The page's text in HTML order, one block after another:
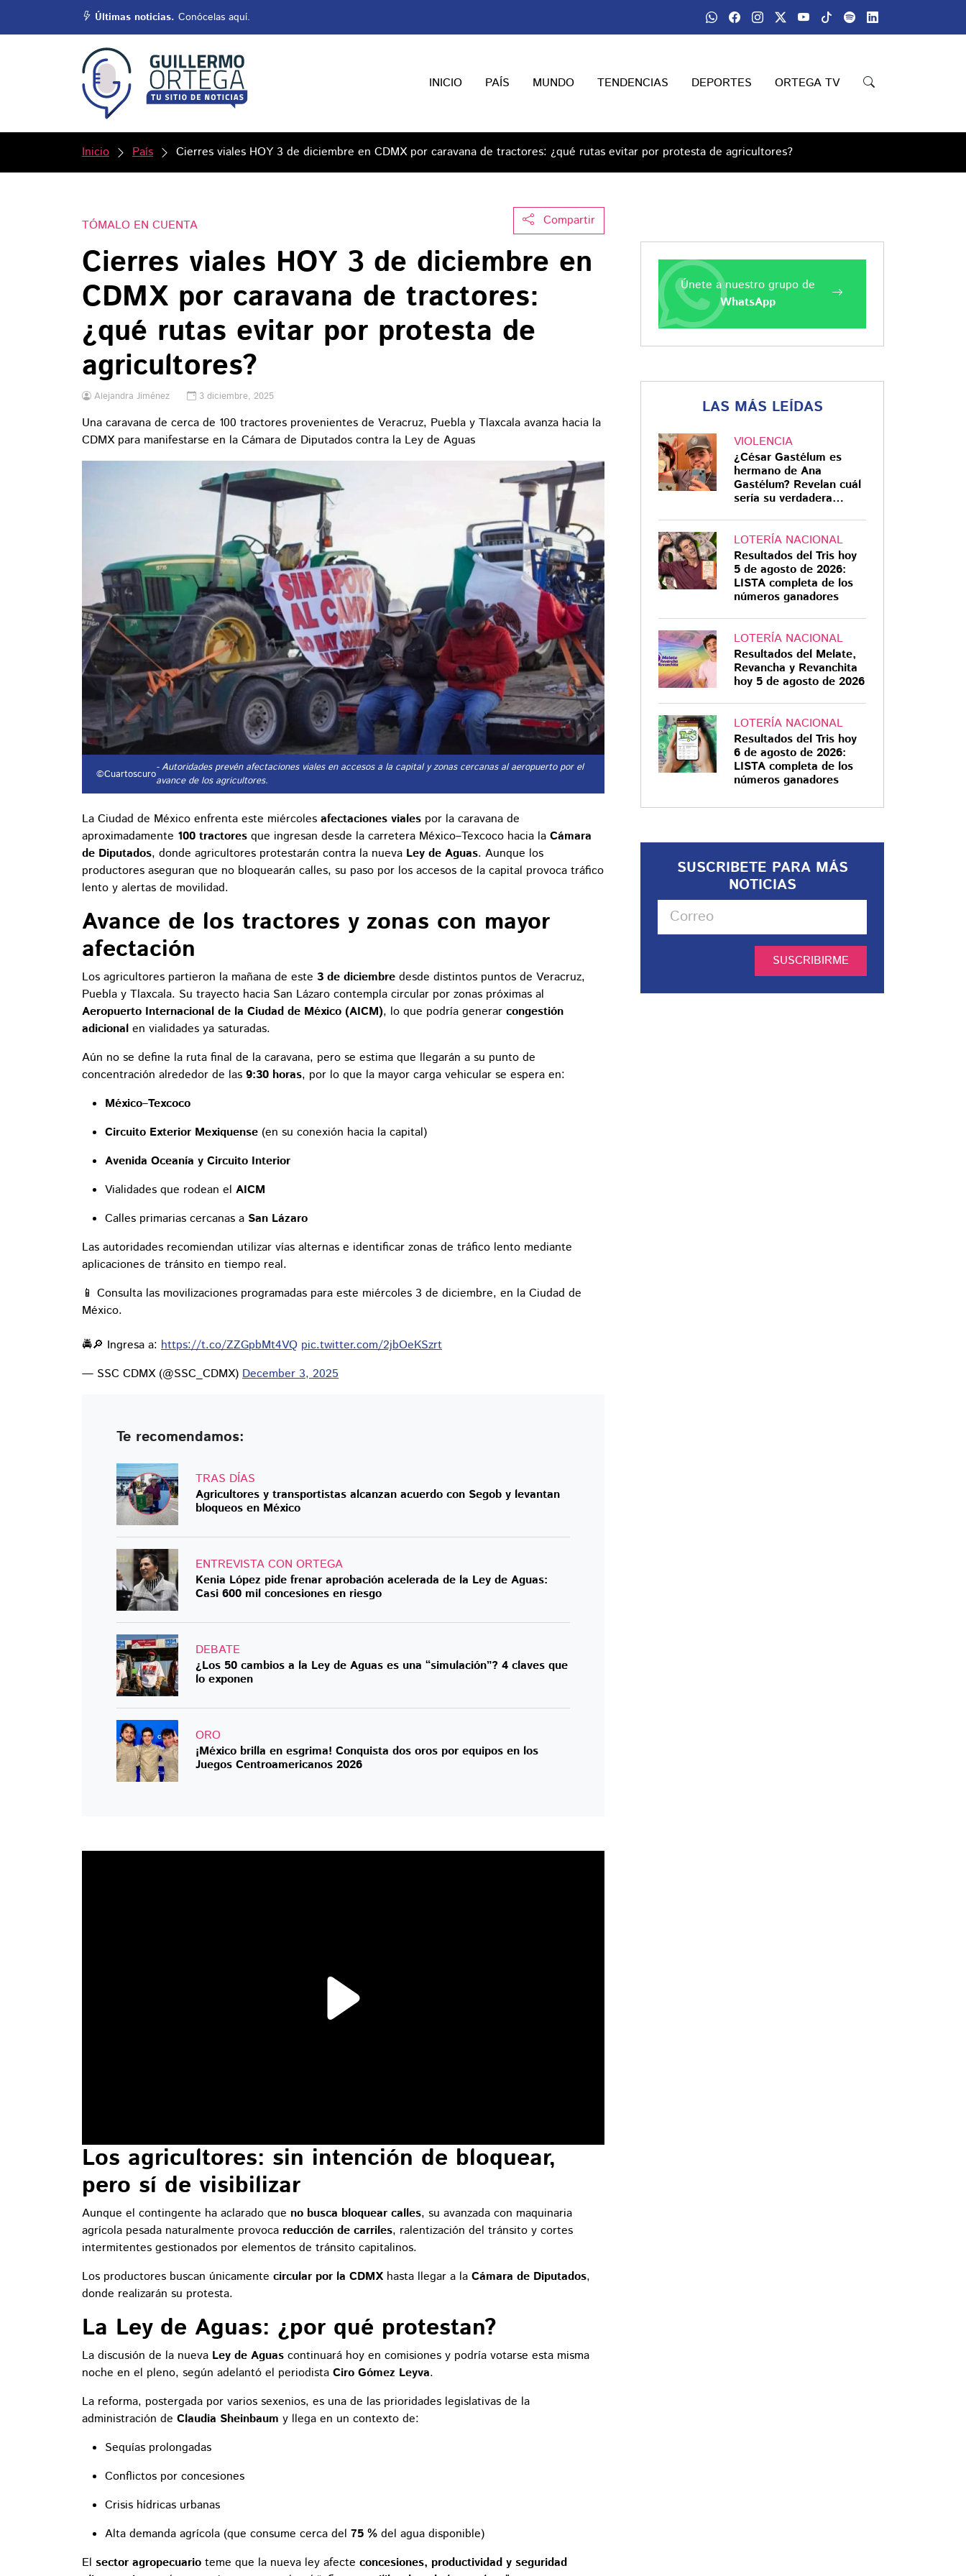
Últimas noticias. Conócelas aquí.
INICIO PAÍS MUNDO TENDENCIAS DEPORTES ORTEGA TV
Inicio País Cierres viales HOY 3 de diciembre en CDMX por caravana de tractores: ¿qué rutas evitar por protesta de agricultores?
Compartir
TÓMALO EN CUENTA
Cierres viales HOY 3 de diciembre en
CDMX por caravana de tractores:
¿qué rutas evitar por protesta de
agricultores?
Alejandra Jiménez 3 diciembre, 2025
Una caravana de cerca de 100 tractores provenientes de Veracruz, Puebla y Tlaxcala avanza hacia la
CDMX para manifestarse en la Cámara de Diputados contra la Ley de Aguas
©Cuartoscuro- Autoridades prevén afectaciones viales en accesos a la capital y zonas cercanas al aeropuerto por el
avance de los agricultores.
La Ciudad de México enfrenta este miércoles afectaciones viales por la caravana de
aproximadamente 100 tractores que ingresan desde la carretera México–Texcoco hacia la Cámara
de Diputados, donde agricultores protestarán contra la nueva Ley de Aguas. Aunque los
productores aseguran que no bloquearán calles, su paso por los accesos de la capital provoca tráfico
lento y alertas de movilidad.
Avance de los tractores y zonas con mayor
afectación
Los agricultores partieron la mañana de este 3 de diciembre desde distintos puntos de Veracruz,
Puebla y Tlaxcala. Su trayecto hacia San Lázaro contempla circular por zonas próximas al
Aeropuerto Internacional de la Ciudad de México (AICM), lo que podría generar congestión
adicional en vialidades ya saturadas.
Aún no se define la ruta final de la caravana, pero se estima que llegarán a su punto de
concentración alrededor de las 9:30 horas, por lo que la mayor carga vehicular se espera en:
México–Texcoco
Circuito Exterior Mexiquense (en su conexión hacia la capital)
Avenida Oceanía y Circuito Interior
Vialidades que rodean el AICM
Calles primarias cercanas a San Lázaro
Las autoridades recomiendan utilizar vías alternas e identificar zonas de tráfico lento mediante
aplicaciones de tránsito en tiempo real.
📱 Consulta las movilizaciones programadas para este miércoles 3 de diciembre, en la Ciudad de
México.
🚔🔎 Ingresa a: https://t.co/ZZGpbMt4VQ pic.twitter.com/2jbOeKSzrt
— SSC CDMX (@SSC_CDMX) December 3, 2025
Te recomendamos:
TRAS DÍAS
Agricultores y transportistas alcanzan acuerdo con Segob y levantan
bloqueos en México
ENTREVISTA CON ORTEGA
Kenia López pide frenar aprobación acelerada de la Ley de Aguas:
Casi 600 mil concesiones en riesgo
DEBATE
¿Los 50 cambios a la Ley de Aguas es una “simulación”? 4 claves que
lo exponen
ORO
¡México brilla en esgrima! Conquista dos oros por equipos en los
Juegos Centroamericanos 2026
Los agricultores: sin intención de bloquear,
pero sí de visibilizar
Aunque el contingente ha aclarado que no busca bloquear calles, su avanzada con maquinaria
agrícola pesada naturalmente provoca reducción de carriles, ralentización del tránsito y cortes
intermitentes gestionados por elementos de tránsito capitalinos.
Los productores buscan únicamente circular por la CDMX hasta llegar a la Cámara de Diputados,
donde realizarán su protesta.
La Ley de Aguas: ¿por qué protestan?
La discusión de la nueva Ley de Aguas continuará hoy en comisiones y podría votarse esta misma
noche en el pleno, según adelantó el periodista Ciro Gómez Leyva.
La reforma, postergada por varios sexenios, es una de las prioridades legislativas de la
administración de Claudia Sheinbaum y llega en un contexto de:
Sequías prolongadas
Conflictos por concesiones
Crisis hídricas urbanas
Alta demanda agrícola (que consume cerca del 75 % del agua disponible)
El sector agropecuario teme que la nueva ley afecte concesiones, productividad y seguridad
Únete a nuestro grupo de
WhatsApp
LAS MÁS LEÍDAS
VIOLENCIA
¿César Gastélum es
hermano de Ana
Gastélum? Revelan cuál
sería su verdadera
LOTERÍA NACIONAL
Resultados del Tris hoy
5 de agosto de 2026:
LISTA completa de los
números ganadores
LOTERÍA NACIONAL
Resultados del Melate,
Revancha y Revanchita
hoy 5 de agosto de 2026
LOTERÍA NACIONAL
Resultados del Tris hoy
6 de agosto de 2026:
LISTA completa de los
números ganadores
SUSCRIBETE PARA MÁS
NOTICIAS
SUSCRIBIRME